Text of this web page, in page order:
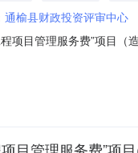
通榆县财政投资评审中心
项目管理服务费”项目
点00分（北京时间）